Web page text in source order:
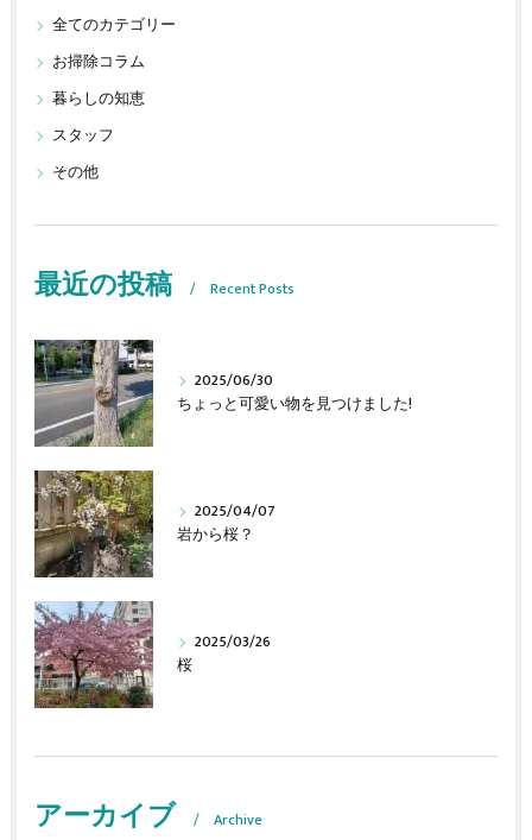
全てのカテゴリー
お掃除コラム
暮らしの知恵
スタッフ
その他
最近の投稿 Recent Posts
2025/06/30
ちょっと可愛い物を見つけました!
2025/04/07
岩から桜？
2025/03/26
桜
アーカイブ Archive